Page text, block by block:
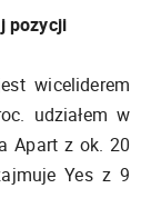
pozycji
wiceliderem
udziałem w
Apart z ok. 20
Yes z 9